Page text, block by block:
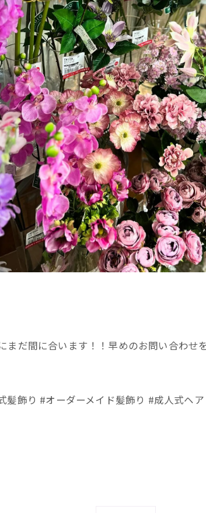
だ間に合います！！早めのお問い合わせ
飾り #オーダーメイド髪飾り #成人式ヘ